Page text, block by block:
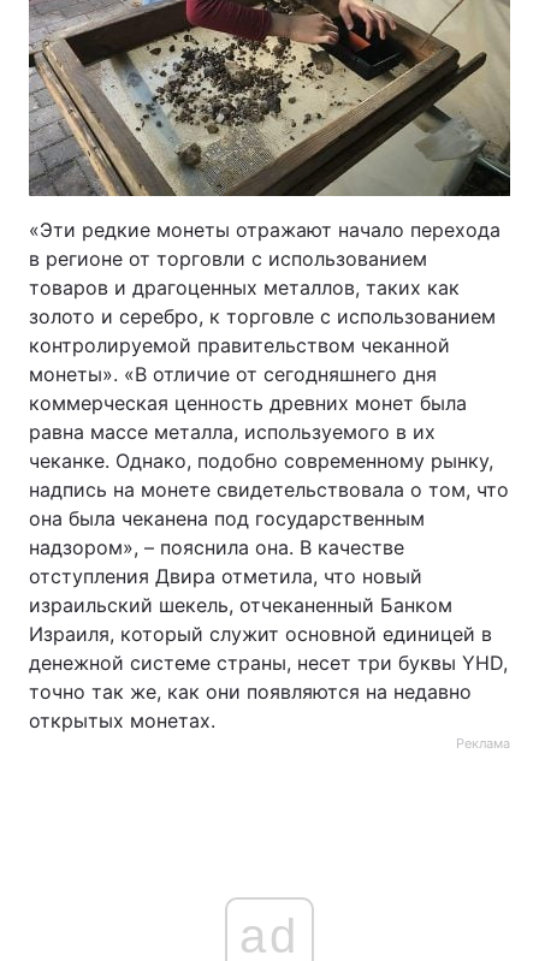
«Эти редкие монеты отражают начало перехода
в регионе от торговли с использованием
товаров и драгоценных металлов, таких как
золото и серебро, к торговле с использованием
контролируемой правительством чеканной
монеты». «В отличие от сегодняшнего дня
коммерческая ценность древних монет была
равна массе металла, используемого в их
чеканке. Однако, подобно современному рынку,
надпись на монете свидетельствовала о том, что
она была чеканена под государственным
надзором», – пояснила она. В качестве
отступления Двира отметила, что новый
израильский шекель, отчеканенный Банком
Израиля, который служит основной единицей в
денежной системе страны, несет три буквы YHD,
точно так же, как они появляются на недавно
открытых монетах.
Реклама
ad